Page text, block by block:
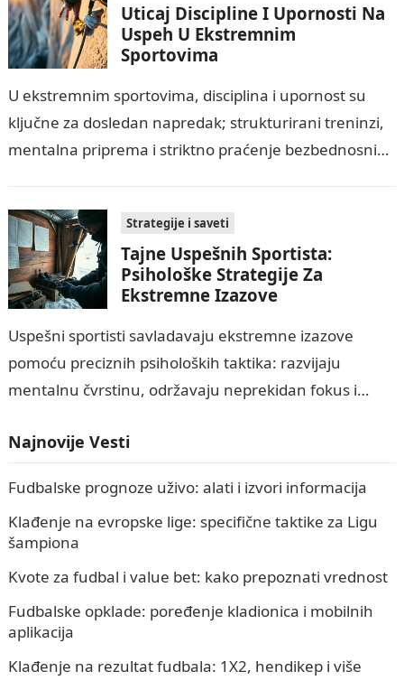
Uticaj Discipline I Upornosti Na
Uspeh U Ekstremnim
Sportovima
U ekstremnim sportovima, disciplina i upornost su
ključne za dosledan napredak; strukturirani treninzi,
mentalna priprema i striktno praćenje bezbednosnih
Strategije i saveti
Tajne Uspešnih Sportista:
Psihološke Strategije Za
Ekstremne Izazove
Uspešni sportisti savladavaju ekstremne izazove
pomoću preciznih psiholoških taktika: razvijaju
mentalnu čvrstinu, održavaju neprekidan fokus i
istovremeno gradeći otpornost kroz rutinu…
Najnovije Vesti
Fudbalske prognoze uživo: alati i izvori informacija
Klađenje na evropske lige: specifične taktike za Ligu
šampiona
Kvote za fudbal i value bet: kako prepoznati vrednost
Fudbalske opklade: poređenje kladionica i mobilnih
aplikacija
Klađenje na rezultat fudbala: 1X2, hendikep i više